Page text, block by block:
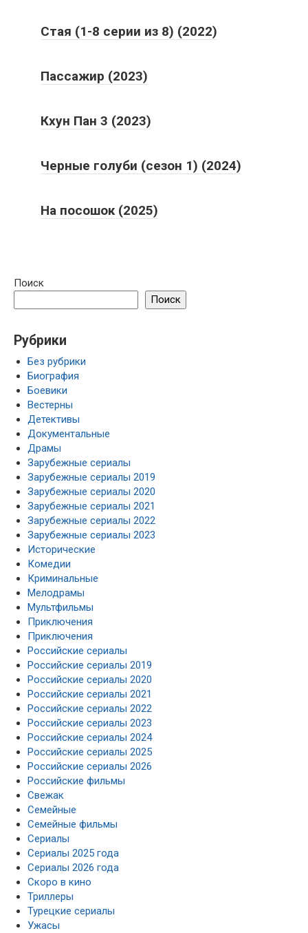
Рубрики
Без рубрики
Биография
Боевики
Вестерны
Детективы
Документальные
Драмы
Зарубежные сериалы
Зарубежные сериалы 2019
Зарубежные сериалы 2020
Зарубежные сериалы 2021
Зарубежные сериалы 2022
Зарубежные сериалы 2023
Исторические
Комедии
Криминальные
Мелодрамы
Мультфильмы
Приключения
Приключения
Российские сериалы
Российские сериалы 2019
Российские сериалы 2020
Российские сериалы 2021
Российские сериалы 2022
Российские сериалы 2023
Российские сериалы 2024
Российские сериалы 2025
Российские сериалы 2026
Российские фильмы
Свежак
Семейные
Семейные фильмы
Сериалы
Сериалы 2025 года
Сериалы 2026 года
Скоро в кино
Триллеры
Турецкие сериалы
Ужасы
Фантастика
Фильмы